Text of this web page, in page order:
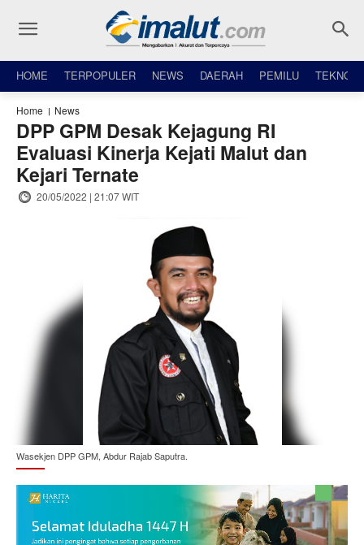
HOME TERPOPULER NEWS DAERAH PEMILU TEKNO
Home News
DPP GPM Desak Kejagung RI
Evaluasi Kinerja Kejati Malut dan
Kejari Ternate
20/05/2022 | 21:07 WIT
Wasekjen DPP GPM, Abdur Rajab Saputra.